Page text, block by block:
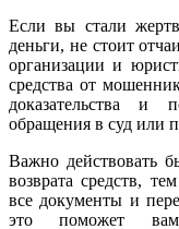
Если вы стали
деньги, не стоит
организации и
средства от
доказательства и
обращения в суд или
Важно действовать
возврата средств,
все документы и
это поможет вам